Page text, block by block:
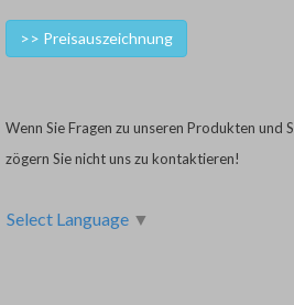
>> Preisauszeichnung
Wenn Sie Fragen zu unseren Produkten und
zögern Sie nicht uns zu kontaktieren!
Select Language ▼